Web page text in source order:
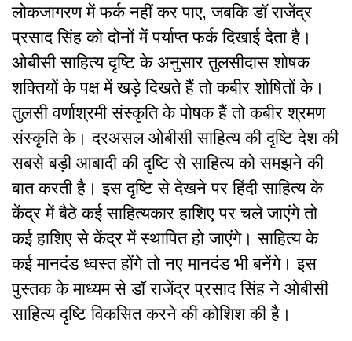
लोकजागरण में फर्क नहीं कर पाए, जबकि डॉ राजेंद्र
प्रसाद सिंह को दोनों में पर्याप्त फर्क दिखाई देता है।
ओबीसी साहित्य दृष्टि के अनुसार तुलसीदास शोषक
शक्तियों के पक्ष में खड़े दिखते हैं तो कबीर शोषितों के।
तुलसी वर्णाश्रमी संस्कृति के पोषक हैं तो कबीर श्रमण
संस्कृति के। दरअसल ओबीसी साहित्य की दृष्टि देश की
सबसे बड़ी आबादी की दृष्टि से साहित्य को समझने की
बात करती है। इस दृष्टि से देखने पर हिंदी साहित्य के
केंद्र में बैठे कई साहित्यकार हाशिए पर चले जाएंगे तो
कई हाशिए से केंद्र में स्थापित हो जाएंगे। साहित्य के
कई मानदंड ध्वस्त होंगे तो नए मानदंड भी बनेंगे। इस
पुस्तक के माध्यम से डॉ राजेंद्र प्रसाद सिंह ने ओबीसी
साहित्य दृष्टि विकसित करने की कोशिश की है।